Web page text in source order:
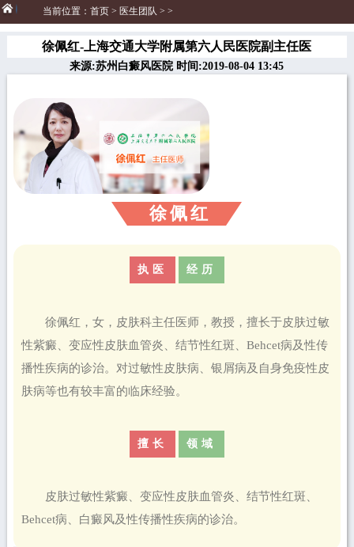
当前位置： 首页> 医生团队 > >
徐佩红-上海交通大学附属第六人民医院副主任医
来源:苏州白癜风医院 时间:2019-08-04 13:45
徐佩红
执医 经历
徐佩红，女，皮肤科主任医师，教授，擅长于皮肤过敏
性紫癜、变应性皮肤血管炎、结节性红斑、Behcet病及性传
播性疾病的诊治。对过敏性皮肤病、银屑病及自身免疫性皮
肤病等也有较丰富的临床经验。
擅长 领域
皮肤过敏性紫癜、变应性皮肤血管炎、结节性红斑、
Behcet病、白癜风及性传播性疾病的诊治。